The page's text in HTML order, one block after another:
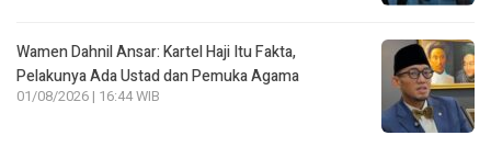
Wamen Dahnil Ansar: Kartel Haji Itu Fakta,
Pelakunya Ada Ustad dan Pemuka Agama
01/08/2026 | 16:44 WIB